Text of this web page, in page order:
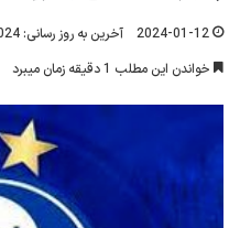
2024-01-12 آخرین به روز رسانی: 2024-01-12
خواندن این مطلب 1 دقیقه زمان میبرد